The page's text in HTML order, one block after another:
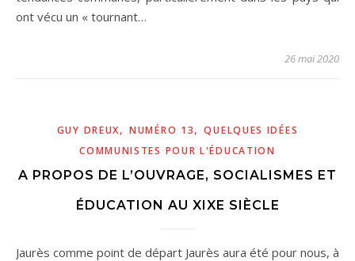
ont vécu un « tournant…
26 mai 2020
GUY DREUX,NUMÉRO 13,QUELQUES IDÉES
COMMUNISTES POUR L'ÉDUCATION
A PROPOS DE L’OUVRAGE, SOCIALISMES ET
ÉDUCATION AU XIXE SIÈCLE
Jaurès comme point de départ Jaurès aura été pour nous, à